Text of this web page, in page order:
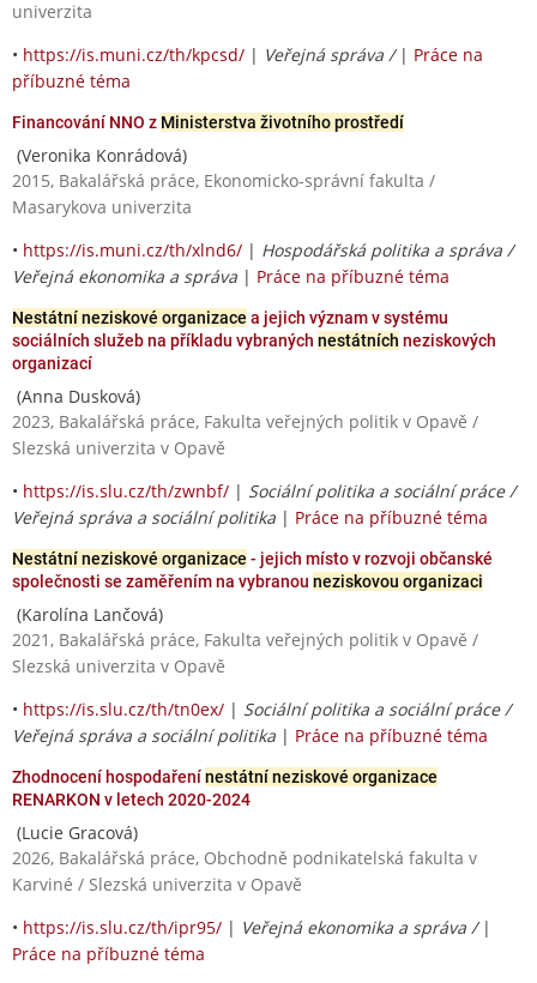
univerzita
• https://is.muni.cz/th/kpcsd/ | Veřejná správa / | Práce na
příbuzné téma
Financování NNO z Ministerstva životního prostředí
(Veronika Konrádová)
2015, Bakalářská práce, Ekonomicko-správní fakulta /
Masarykova univerzita
• https://is.muni.cz/th/xlnd6/ | Hospodářská politika a správa /
Veřejná ekonomika a správa | Práce na příbuzné téma
Nestátní neziskové organizace a jejich význam v systému
sociálních služeb na příkladu vybraných nestátních neziskových
organizací
(Anna Dusková)
2023, Bakalářská práce, Fakulta veřejných politik v Opavě /
Slezská univerzita v Opavě
• https://is.slu.cz/th/zwnbf/ | Sociální politika a sociální práce /
Veřejná správa a sociální politika | Práce na příbuzné téma
Nestátní neziskové organizace - jejich místo v rozvoji občanské
společnosti se zaměřením na vybranou neziskovou organizaci
(Karolína Lančová)
2021, Bakalářská práce, Fakulta veřejných politik v Opavě /
Slezská univerzita v Opavě
• https://is.slu.cz/th/tn0ex/ | Sociální politika a sociální práce /
Veřejná správa a sociální politika | Práce na příbuzné téma
Zhodnocení hospodařenínestátní neziskové organizace
RENARKON v letech 2020-2024
(Lucie Gracová)
2026, Bakalářská práce, Obchodně podnikatelská fakulta v
Karviné / Slezská univerzita v Opavě
• https://is.slu.cz/th/ipr95/ | Veřejná ekonomika a správa / |
Práce na příbuzné téma